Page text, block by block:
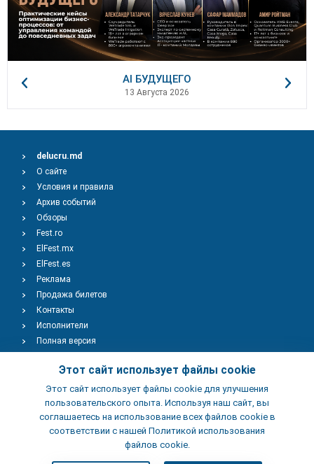
AI БУДУЩЕГО
13 Августа 2026
Этот сайт использует файлы cookie
Этот сайт использует файлы cookie для улучшения
пользовательского опыта. Используя наш сайт, вы
соглашаетесь на использование всех файлов cookie в
соответствии с нашей Политикой использования
файлов cookie.
delucru.md
О сайте
Условия и правила
Архив событий
Обзоры
Fest.ro
ElFest.mx
ElFest.es
Реклама
Продажа билетов
Контакты
Исполнители
Полная версия
Добавить Событие
Добавить Заведение